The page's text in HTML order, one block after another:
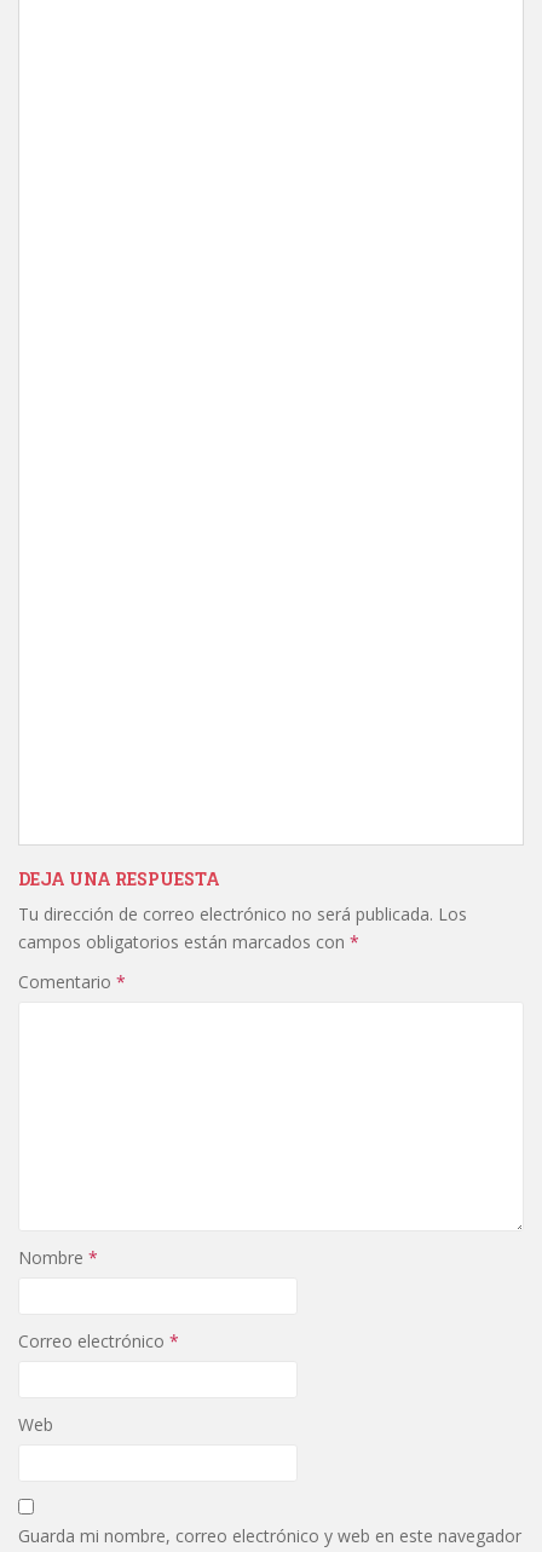
DEJA UNA RESPUESTA
Tu dirección de correo electrónico no será publicada. Los
campos obligatorios están marcados con *
Comentario *
Nombre *
Correo electrónico *
Web
Guarda mi nombre, correo electrónico y web en este navegador